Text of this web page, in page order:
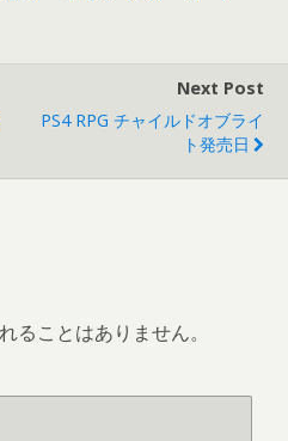
Next Post
PS4 RPG チャイルドオブライ
ト発売日
ることはありません。